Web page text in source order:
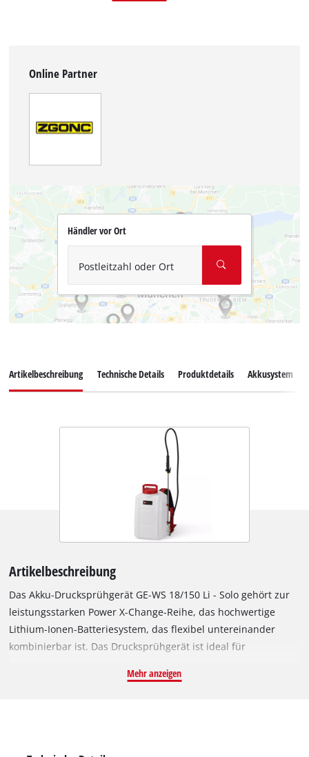
Online Partner
Händler vor Ort
Postleitzahl oder Ort
Artikelbeschreibung Technische Details Produktdetails Akkusystem
Artikelbeschreibung
Das Akku-Drucksprühgerät GE-WS 18/150 Li - Solo gehört zur
leistungsstarken Power X-Change-Reihe, das hochwertige
Lithium-Ionen-Batteriesystem, das flexibel untereinander
kombinierbar ist. Das Drucksprühgerät ist ideal für
Düngemittel gleichmäßig ausbringen wollen oder dem
Mehr anzeigen